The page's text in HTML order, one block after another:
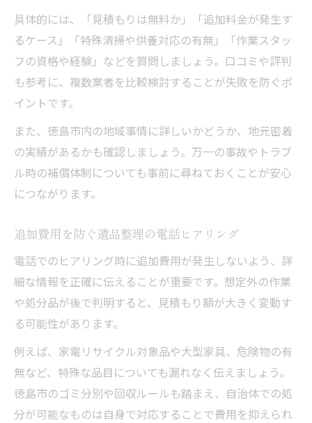
具体的には、「見積もりは無料か」「追加料金が発生す
るケース」「特殊清掃や供養対応の有無」「作業スタッ
フの資格や経験」などを質問しましょう。口コミや評判
も参考に、複数業者を比較検討することが失敗を防ぐポ
イントです。
また、徳島市内の地域事情に詳しいかどうか、地元密着
の実績があるかも確認しましょう。万一の事故やトラブ
ル時の補償体制についても事前に尋ねておくことが安心
につながります。
追加費用を防ぐ遺品整理の電話ヒアリング
電話でのヒアリング時に追加費用が発生しないよう、詳
細な情報を正確に伝えることが重要です。想定外の作業
や処分品が後で判明すると、見積もり額が大きく変動す
る可能性があります。
例えば、家電リサイクル対象品や大型家具、危険物の有
無など、特殊な品目についても漏れなく伝えましょう。
徳島市のゴミ分別や回収ルールも踏まえ、自治体での処
分が可能なものは自身で対応することで費用を抑えられ